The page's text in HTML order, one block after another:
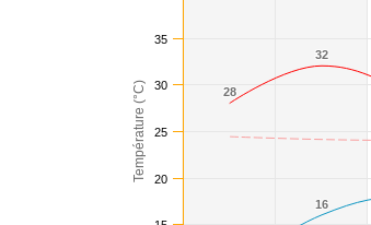
Température (°C) 28
28
32
32
16
16
20
25
30
35